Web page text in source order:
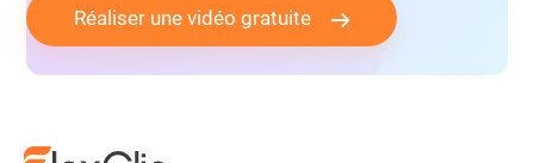
Réaliser une vidéo gratuite